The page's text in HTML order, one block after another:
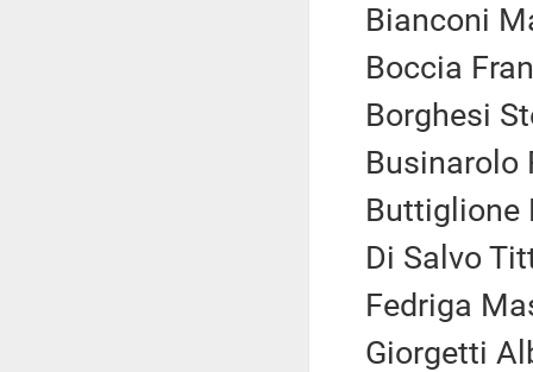
Bianconi
Boccia
Borghesi
Businarolo
Buttiglione
Di Salvo
Fedriga
Giorgetti